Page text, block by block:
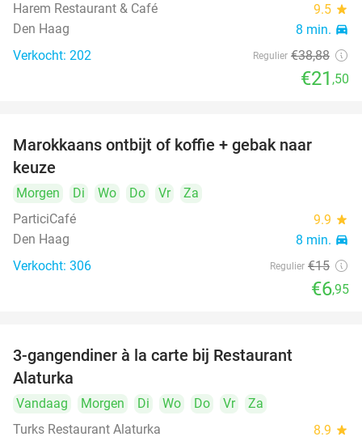
food
food
Harem Restaurant & Café
9.5 star
Den Haag 8 min. directions_car
Verkocht: 202 Regulier €38,88
€21 ,50
Marokkaans ontbijt of koffie + gebak naar
keuze
Morgen Di Wo Do Vr
Za
ParticiCafé
9.9 star
Den Haag 8 min. directions_car
Verkocht: 306 Regulier €15
€6,95
3-gangendiner à la carte bij Restaurant
Alaturka
Vandaag Morgen Di Wo Do Vr
Za
Turks Restaurant Alaturka
8.9 star